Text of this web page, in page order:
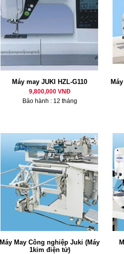
Máy may JUKI HZL-G110
9,800,000 VNĐ
Bảo hành : 12 tháng
Máy May Công nghiệp Juki (Máy
1kim điện tử)